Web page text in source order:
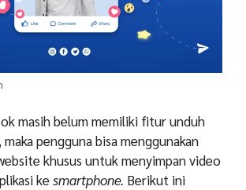
masih belum memiliki fitur unduh
pengguna bisa menggunakan
khusus untuk menyimpan video
kesmartphone. Berikut ini